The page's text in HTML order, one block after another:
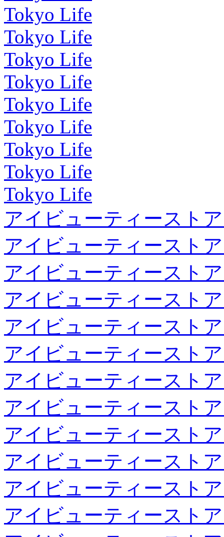
Tokyo Life
Tokyo Life
Tokyo Life
Tokyo Life
Tokyo Life
Tokyo Life
Tokyo Life
Tokyo Life
Tokyo Life
アイビューティースト
アイビューティースト
アイビューティースト
アイビューティースト
アイビューティースト
アイビューティースト
アイビューティースト
アイビューティースト
アイビューティースト
アイビューティースト
アイビューティースト
アイビューティースト